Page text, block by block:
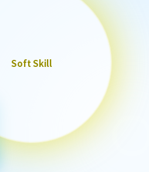
Soft Skill